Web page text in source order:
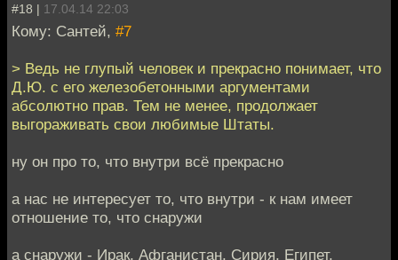
#18 | 17.04.14 22:03
Кому: Сантей, #7
> Ведь не глупый человек и прекрасно понимает, что
Д.Ю. с его железобетонными аргументами
абсолютно прав. Тем не менее, продолжает
выгораживать свои любимые Штаты.
ну он про то, что внутри всё прекрасно
а нас не интересует то, что внутри - к нам имеет
отношение то, что снаружи
а снаружи - Ирак, Афганистан, Сирия, Египет,